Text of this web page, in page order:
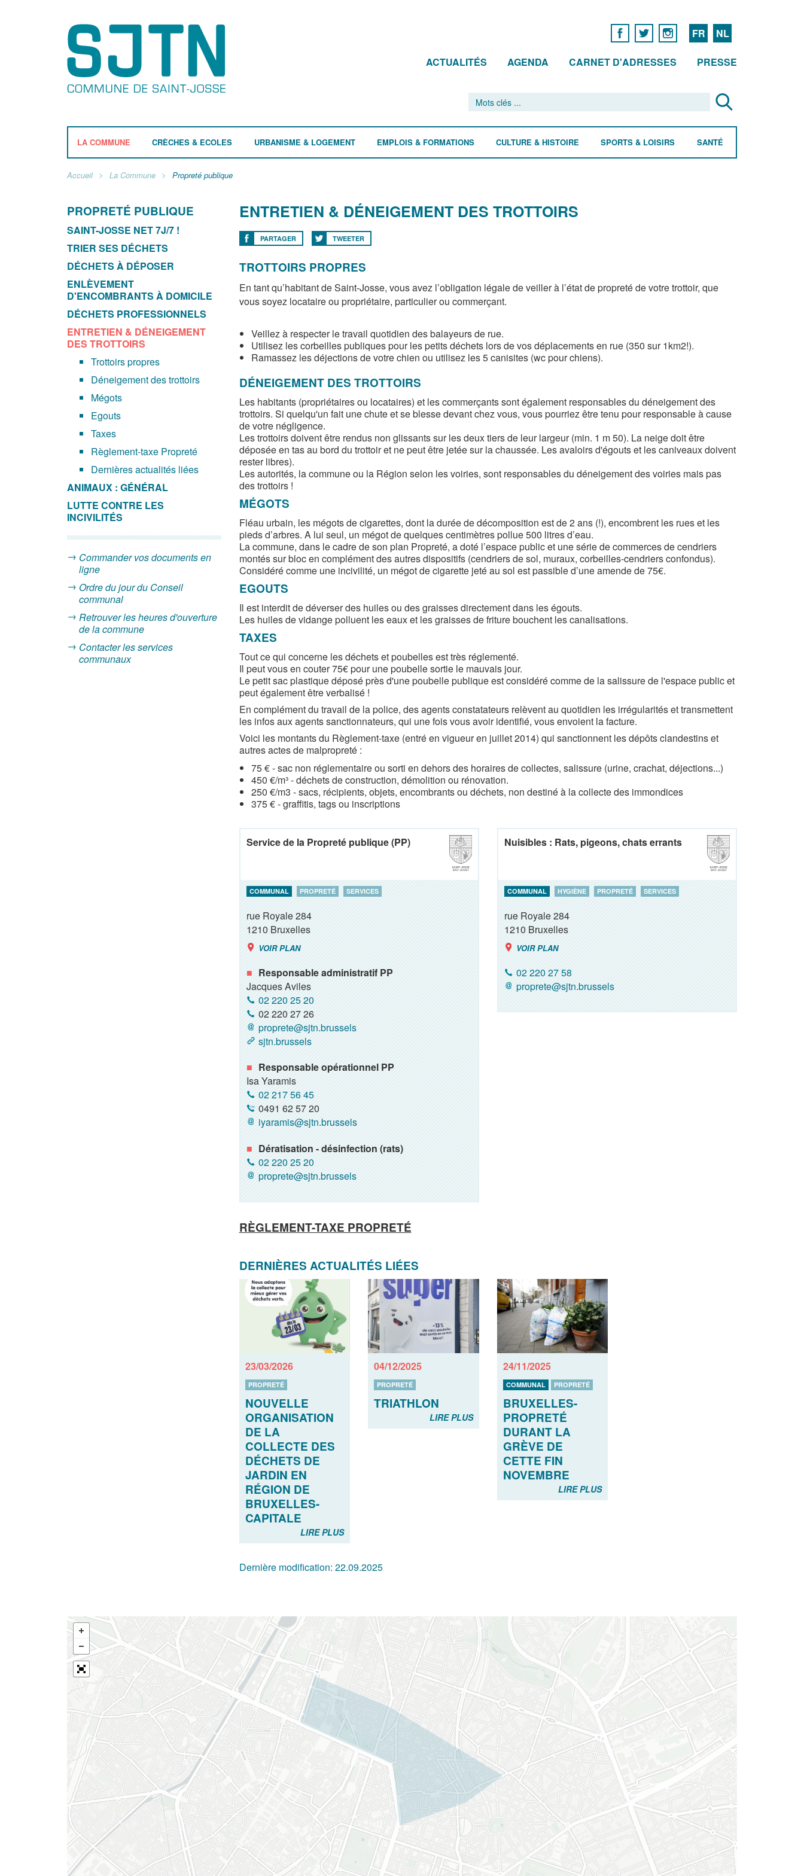
FR NL
ACTUALITÉS AGENDA CARNET D'ADRESSES PRESSE
LA COMMUNE CRÈCHES & ECOLES URBANISME & LOGEMENT EMPLOIS & FORMATIONS CULTURE & HISTOIRE SPORTS & LOISIRS SANTÉ
Accueil La Commune Propreté publique
PROPRETÉ PUBLIQUE
SAINT-JOSSE NET 7J/7 !
TRIER SES DÉCHETS
DÉCHETS À DÉPOSER
ENLÈVEMENT
D'ENCOMBRANTS À DOMICILE
DÉCHETS PROFESSIONNELS
ENTRETIEN & DÉNEIGEMENT
DES TROTTOIRS
Trottoirs propres
Déneigement des trottoirs
Mégots
Egouts
Taxes
Règlement-taxe Propreté
Dernières actualités liées
ANIMAUX : GÉNÉRAL
LUTTE CONTRE LES
INCIVILITÉS
Commander vos documents en
ligne
Ordre du jour du Conseil
communal
Retrouver les heures d'ouverture
de la commune
Contacter les services
communaux
ENTRETIEN & DÉNEIGEMENT DES TROTTOIRS
PARTAGER TWEETER
TROTTOIRS PROPRES
En tant qu’habitant de Saint-Josse, vous avez l’obligation légale de veiller à l’état de propreté de votre trottoir, que
vous soyez locataire ou propriétaire, particulier ou commerçant.
Veillez à respecter le travail quotidien des balayeurs de rue.
Utilisez les corbeilles publiques pour les petits déchets lors de vos déplacements en rue (350 sur 1km2!).
Ramassez les déjections de votre chien ou utilisez les 5 canisites (wc pour chiens).
DÉNEIGEMENT DES TROTTOIRS
Les habitants (propriétaires ou locataires) et les commerçants sont également responsables du déneigement des
trottoirs. Si quelqu'un fait une chute et se blesse devant chez vous, vous pourriez être tenu pour responsable à cause
de votre négligence.
Les trottoirs doivent être rendus non glissants sur les deux tiers de leur largeur (min. 1 m 50). La neige doit être
déposée en tas au bord du trottoir et ne peut être jetée sur la chaussée. Les avaloirs d'égouts et les caniveaux doivent
rester libres).
Les autorités, la commune ou la Région selon les voiries, sont responsables du déneigement des voiries mais pas
des trottoirs !
MÉGOTS
Fléau urbain, les mégots de cigarettes, dont la durée de décomposition est de 2 ans (!), encombrent les rues et les
pieds d’arbres. A lui seul, un mégot de quelques centimètres pollue 500 litres d’eau.
La commune, dans le cadre de son plan Propreté, a doté l’espace public et une série de commerces de cendriers
montés sur bloc en complément des autres dispositifs (cendriers de sol, muraux, corbeilles-cendriers confondus).
Considéré comme une incivilité, un mégot de cigarette jeté au sol est passible d’une amende de 75€.
EGOUTS
Il est interdit de déverser des huiles ou des graisses directement dans les égouts.
Les huiles de vidange polluent les eaux et les graisses de friture bouchent les canalisations.
TAXES
Tout ce qui concerne les déchets et poubelles est très réglementé.
Il peut vous en couter 75€ pour une poubelle sortie le mauvais jour.
Le petit sac plastique déposé près d'une poubelle publique est considéré comme de la salissure de l'espace public et
peut également être verbalisé !
En complément du travail de la police, des agents constatateurs relèvent au quotidien les irrégularités et transmettent
les infos aux agents sanctionnateurs, qui une fois vous avoir identifié, vous envoient la facture.
Voici les montants du Règlement-taxe (entré en vigueur en juillet 2014) qui sanctionnent les dépôts clandestins et
autres actes de malpropreté :
75 € - sac non réglementaire ou sorti en dehors des horaires de collectes, salissure (urine, crachat, déjections...)
450 €/m³ - déchets de construction, démolition ou rénovation.
250 €/m3 - sacs, récipients, objets, encombrants ou déchets, non destiné à la collecte des immondices
375 € - graffitis, tags ou inscriptions
Service de la Propreté publique (PP)
COMMUNAL PROPRETÉ SERVICES
rue Royale 284
1210Bruxelles
VOIR PLAN
Responsable administratif PP
Jacques Aviles
02 220 25 20
02 220 27 26
proprete@sjtn.brussels
sjtn.brussels
Responsable opérationnel PP
Isa Yaramis
02 217 56 45
0491 62 57 20
iyaramis@sjtn.brussels
Dératisation - désinfection (rats)
02 220 25 20
proprete@sjtn.brussels
Nuisibles : Rats, pigeons, chats errants
COMMUNAL HYGIÈNE PROPRETÉ SERVICES
rue Royale 284
1210Bruxelles
VOIR PLAN
02 220 27 58
proprete@sjtn.brussels
RÈGLEMENT-TAXE PROPRETÉ
DERNIÈRES ACTUALITÉS LIÉES
23/03/2026
PROPRETÉ
NOUVELLE
ORGANISATION
DE LA
COLLECTE DES
DÉCHETS DE
JARDIN EN
RÉGION DE
BRUXELLES-
CAPITALE
LIRE PLUS
04/12/2025
PROPRETÉ
TRIATHLON
LIRE PLUS
24/11/2025
COMMUNAL PROPRETÉ
BRUXELLES-
PROPRETÉ
DURANT LA
GRÈVE DE
CETTE FIN
NOVEMBRE
LIRE PLUS
Dernière modification: 22.09.2025